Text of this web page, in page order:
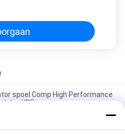
spoel Comp High Performance
KRF
Kriss 100 voor B2B
6.3mm